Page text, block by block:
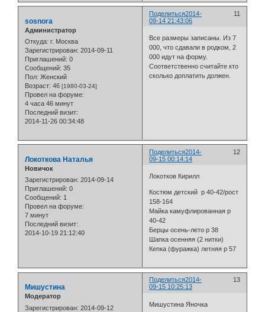
Поделиться 11
2014-
09-14 21:43:06
sosnora
Администратор
Откуда: г. Москва
Зарегистрирован: 2014-09-11
Приглашений: 0
Сообщений: 35
Пол: Женский
Возраст: 46 [1980-03-24]
Провел на форуме:
4 часа 46 минут
Последний визит:
2014-11-26 00:34:48
Все размеры записаны. Из 7
000, что сдавали в родком, 2
000 идут на форму.
Соответственно считайте кто
сколько доплатить должен.
Поделиться 12
2014-
09-15 00:14:14
Локоткова Наталья
Новичок
Зарегистрирован: 2014-09-14
Приглашений: 0
Сообщений: 1
Провел на форуме:
7 минут
Последний визит:
2014-10-19 21:12:40
Локотков Кирилл
Костюм детский р 40-42/рост
158-164
Майка камуфлированная р
40-42
Берцы осень-лето р 38
Шапка осенняя (2 нитки)
Кепка (фуражка) летняя р 57
Поделиться 13
2014-
09-15 10:25:13
Мишустина
Модератор
Зарегистрирован: 2014-09-12
Мишустина Яночка